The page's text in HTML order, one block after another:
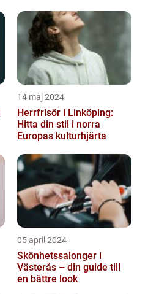
14 maj 2024
Herrfrisör i Linköping:
Hitta din stil i norra
Europas kulturhjärta
05 april 2024
Skönhetssalonger i
Västerås – din guide till
en bättre look